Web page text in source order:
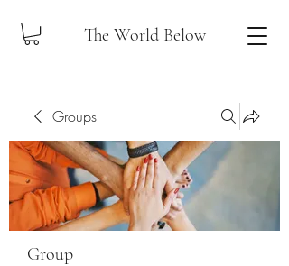
The World Below
Groups
Group